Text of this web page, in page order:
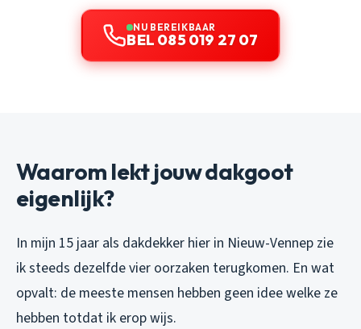
NU BEREIKBAAR
BEL 085 019 27 07
Waarom lekt jouw dakgoot
eigenlijk?
In mijn 15 jaar als dakdekker hier in Nieuw-Vennep zie
ik steeds dezelfde vier oorzaken terugkomen. En wat
opvalt: de meeste mensen hebben geen idee welke ze
hebben totdat ik erop wijs.